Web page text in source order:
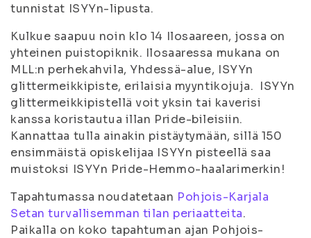
tunnistat ISYYn-lipusta.
Kulkue saapuu noin klo 14 Ilosaareen, jossa on
yhteinen puistopiknik. Ilosaaressa mukana on
MLL:n perhekahvila, Yhdessä-alue, ISYYn
glittermeikkipiste, erilaisia myyntikojuja. ISYYn
glittermeikkipistellä voit yksin tai kaverisi
kanssa koristautua illan Pride-bileisiin.
Kannattaa tulla ainakin pistäytymään, sillä 150
ensimmäistä opiskelijaa ISYYn pisteellä saa
muistoksi ISYYn Pride-Hemmo-haalarimerkin!
Tapahtumassa noudatetaan Pohjois-Karjala
Setan turvallisemman tilan periaatteita.
Paikalla on koko tapahtuman ajan Pohjois-